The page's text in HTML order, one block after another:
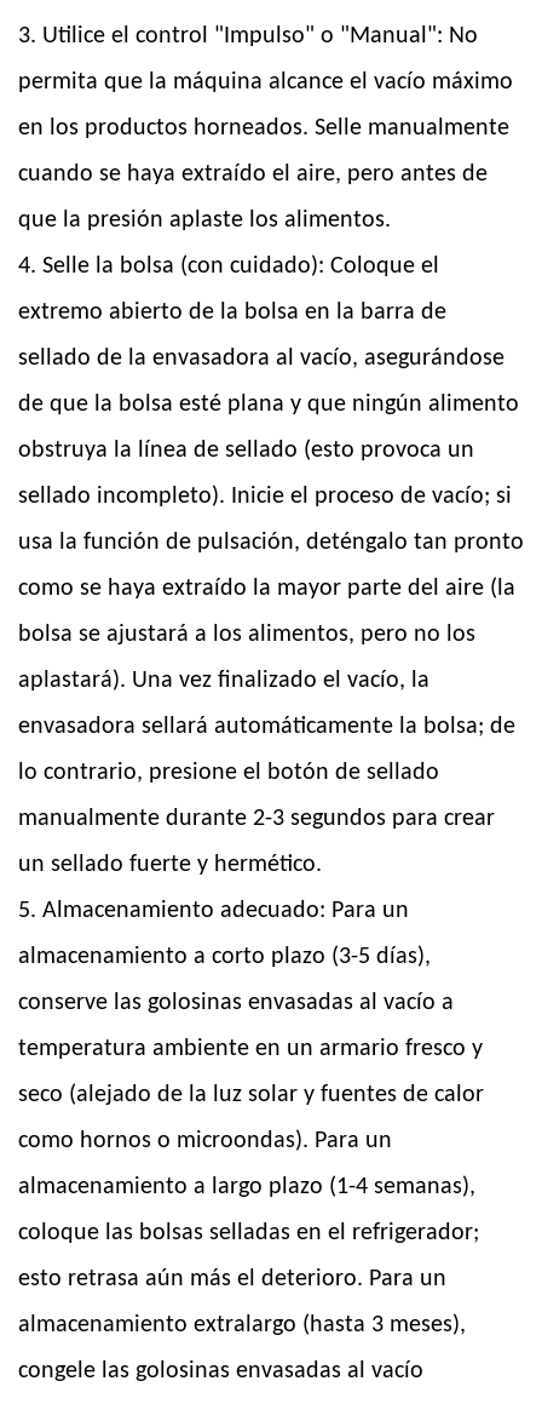
3. Utilice el control "Impulso" o "Manual": No
permita que la máquina alcance el vacío máximo
en los productos horneados. Selle manualmente
cuando se haya extraído el aire, pero antes de
que la presión aplaste los alimentos.
4. Selle la bolsa (con cuidado): Coloque el
extremo abierto de la bolsa en la barra de
sellado de la envasadora al vacío, asegurándose
de que la bolsa esté plana y que ningún alimento
obstruya la línea de sellado (esto provoca un
sellado incompleto). Inicie el proceso de vacío; si
usa la función de pulsación, deténgalo tan pronto
como se haya extraído la mayor parte del aire (la
bolsa se ajustará a los alimentos, pero no los
aplastará). Una vez finalizado el vacío, la
envasadora sellará automáticamente la bolsa; de
lo contrario, presione el botón de sellado
manualmente durante 2-3 segundos para crear
un sellado fuerte y hermético.
5. Almacenamiento adecuado: Para un
almacenamiento a corto plazo (3-5 días),
conserve las golosinas envasadas al vacío a
temperatura ambiente en un armario fresco y
seco (alejado de la luz solar y fuentes de calor
como hornos o microondas). Para un
almacenamiento a largo plazo (1-4 semanas),
coloque las bolsas selladas en el refrigerador;
esto retrasa aún más el deterioro. Para un
almacenamiento extralargo (hasta 3 meses),
congele las golosinas envasadas al vacío